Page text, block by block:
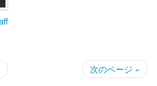
次のページ »